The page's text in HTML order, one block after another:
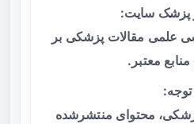
پزشک سایت:
علمی مقالات پزشکی بر
معتبر.
توجه:
محتوای منتشرشده